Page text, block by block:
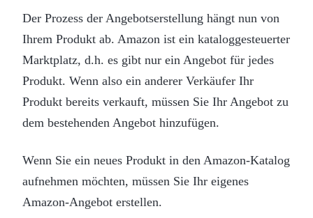
Der Prozess der Angebotserstellung hängt nun von
Ihrem Produkt ab. Amazon ist ein kataloggesteuerter
Marktplatz, d.h. es gibt nur ein Angebot für jedes
Produkt. Wenn also ein anderer Verkäufer Ihr
Produkt bereits verkauft, müssen Sie Ihr Angebot zu
dem bestehenden Angebot hinzufügen.
Wenn Sie ein neues Produkt in den Amazon-Katalog
aufnehmen möchten, müssen Sie Ihr eigenes
Amazon-Angebot erstellen.